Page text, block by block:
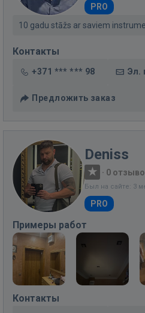
PRO
10 gadu stāžs ar saviem
Контакты
+371 *** *** 98 Эл.
Предложить заказ
Deniss
· 0
Был на сайте: 3
PRO
Примеры работ
Контакты